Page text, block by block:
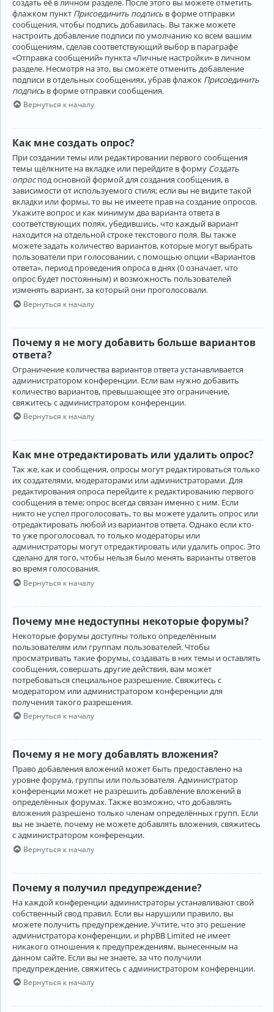
флажком пункт Присоединить подпись в форме отправки
сообщения, чтобы подпись добавилась. Вы также можете
настроить добавление подписи по умолчанию ко всем вашим
сообщениям, сделав соответствующий выбор в параграфе
«Отправка сообщений» пункта «Личные настройки» в личном
разделе. Несмотря на это, вы сможете отменить добавление
подписи в отдельных сообщениях, убрав флажок Присоединить
подпись в форме отправки сообщения.
Вернуться к началу
Как мне создать опрос?
При создании темы или редактировании первого сообщения
темы щёлкните на вкладке или перейдите в форму Создать
опроспод основной формой для создания сообщения, в
зависимости от используемого стиля; если вы не видите такой
вкладки или формы, то вы не имеете прав на создание опросов.
Укажите вопрос и как минимум два варианта ответа в
соответствующих полях, убедившись, что каждый вариант
находится на отдельной строке текстового поля. Вы также
можете задать количество вариантов, которые могут выбрать
пользователи при голосовании, с помощью опции «Вариантов
ответа», период проведения опроса в днях (0 означает, что
опрос будет постоянным) и возможность пользователей
изменять вариант, за который они проголосовали.
Вернуться к началу
Почему я не могу добавить больше вариантов
ответа?
Ограничение количества вариантов ответа устанавливается
администратором конференции. Если вам нужно добавить
количество вариантов, превышающее это ограничение,
свяжитесь с администратором конференции.
Вернуться к началу
Как мне отредактировать или удалить опрос?
Так же, как и сообщения, опросы могут редактироваться только
их создателями, модераторами или администраторами. Для
редактирования опроса перейдите к редактированию первого
сообщения в теме; опрос всегда связан именно с ним. Если
никто не успел проголосовать, то вы можете удалить опрос или
отредактировать любой из вариантов ответа. Однако если кто-
то уже проголосовал, то только модераторы или
администраторы могут отредактировать или удалить опрос. Это
сделано для того, чтобы нельзя было менять варианты ответов
во время голосования.
Вернуться к началу
Почему мне недоступны некоторые форумы?
Некоторые форумы доступны только определённым
пользователям или группам пользователей. Чтобы
просматривать такие форумы, создавать в них темы и оставлять
сообщения, совершать другие действия, вам может
потребоваться специальное разрешение. Свяжитесь с
модератором или администратором конференции для
получения такого разрешения.
Вернуться к началу
Почему я не могу добавлять вложения?
Право добавления вложений может быть предоставлено на
уровне форума, группы или пользователя. Администратор
конференции может не разрешить добавление вложений в
определённых форумах. Также возможно, что добавлять
вложения разрешено только членам определённых групп. Если
вы не знаете, почему не можете добавлять вложения, свяжитесь
с администратором конференции.
Вернуться к началу
Почему я получил предупреждение?
На каждой конференции администраторы устанавливают свой
собственный свод правил. Если вы нарушили правило, вы
можете получить предупреждение. Учтите, что это решение
администратора конференции, и phpBB Limited не имеет
никакого отношения к предупреждениям, вынесенным на
данном сайте. Если вы не знаете, за что получили
предупреждение, свяжитесь с администратором конференции.
Вернуться к началу